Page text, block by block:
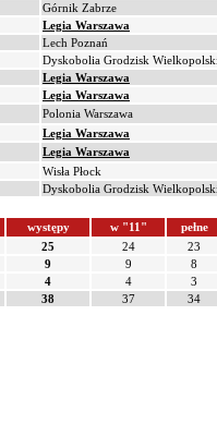
Górnik Zabrze
Legia Warszawa
Lech Poznań
Dyskobolia Grodzisk
Legia Warszawa
Legia Warszawa
Polonia Warszawa
Legia Warszawa
Legia Warszawa
Wisła Płock
Dyskobolia Grodzisk
występy w "11"
pełne
25 24
23
9 9
8
4 4
3
38 37 34